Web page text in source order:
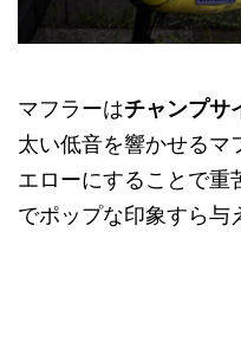
マフラーはチャンプサ
太い低音を響かせるマ
エローにすることで重
でポップな印象すら与